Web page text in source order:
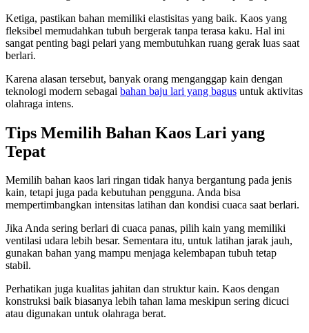
Ketiga, pastikan bahan memiliki elastisitas yang baik. Kaos yang
fleksibel memudahkan tubuh bergerak tanpa terasa kaku. Hal ini
sangat penting bagi pelari yang membutuhkan ruang gerak luas saat
berlari.
Karena alasan tersebut, banyak orang menganggap kain dengan
teknologi modern sebagai bahan baju lari yang bagus untuk aktivitas
olahraga intens.
Tips Memilih Bahan Kaos Lari yang
Tepat
Memilih bahan kaos lari ringan tidak hanya bergantung pada jenis
kain, tetapi juga pada kebutuhan pengguna. Anda bisa
mempertimbangkan intensitas latihan dan kondisi cuaca saat berlari.
Jika Anda sering berlari di cuaca panas, pilih kain yang memiliki
ventilasi udara lebih besar. Sementara itu, untuk latihan jarak jauh,
gunakan bahan yang mampu menjaga kelembapan tubuh tetap
stabil.
Perhatikan juga kualitas jahitan dan struktur kain. Kaos dengan
konstruksi baik biasanya lebih tahan lama meskipun sering dicuci
atau digunakan untuk olahraga berat.